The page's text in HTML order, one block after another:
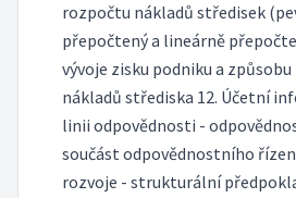
rozpočtu nákladů středisek
přepočtený a lineárně
vývoje zisku podniku a
nákladů střediska 12. Účetní
linii odpovědnosti -
součást odpovědnostního
rozvoje - strukturální